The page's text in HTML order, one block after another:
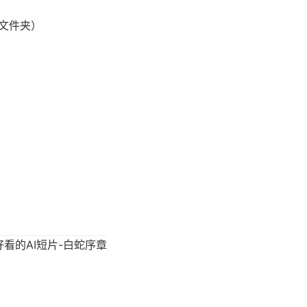
夹）
看的AI短片-白蛇序章